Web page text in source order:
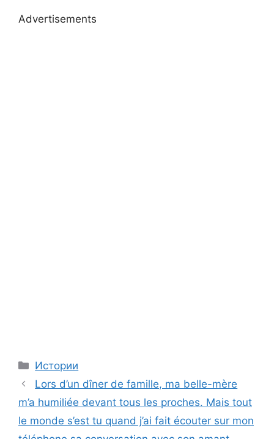
Advertisements
Categories
Истории
Lors d’un dîner de famille, ma belle-mère
m’a humiliée devant tous les proches. Mais tout
le monde s’est tu quand j’ai fait écouter sur mon